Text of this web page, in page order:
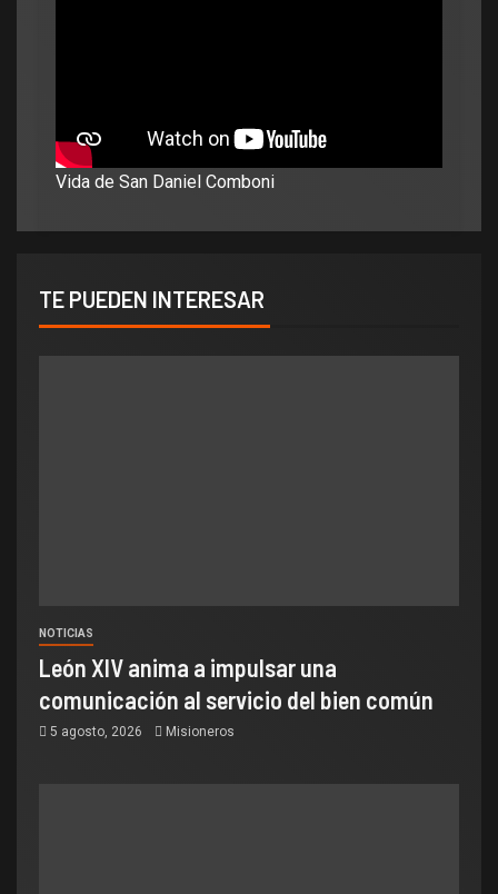
Vida de San Daniel Comboni
TE PUEDEN INTERESAR
NOTICIAS
León XIV anima a impulsar una
comunicación al servicio del bien común
5 agosto, 2026 Misioneros